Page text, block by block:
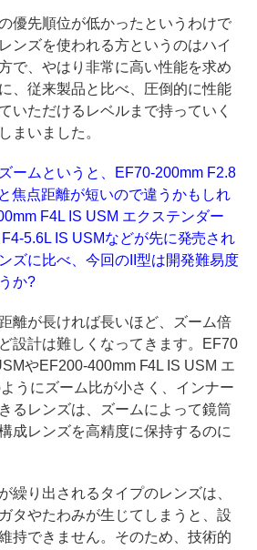
優先順位が低かったというわけで
ンズを使われる方というのはハイ
で、やはり非常に高い性能を求め
、従来製品と比べ、圧倒的に性能
いただけるレベルまで持っていく
まいました。
ムというと、EF70-200mm F2.8
焦点距離が短いので違うかもしれ
F4L IS USM エクステンダー
5.6L IS USMなどが先に発売され
ズに比べ、今回のII型は開発難易度
か?
離が長ければ長いほど、ズーム倍
設計は難しくなってきます。EF70
やEF200-400mm F4L IS USM エ
うにズーム比が小さく、インナー
るレンズは、ズームによって鏡筒
成レンズを高精度に保持するのに
繰り出されるタイプのレンズは、
タやたわみが生じてしまうと、設
持できません。そのため、技術的